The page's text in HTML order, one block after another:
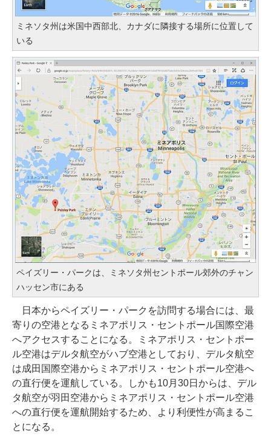
ミネソタ州は米国中西部北、カナダに隣接する場所に位置して
いる
ペイズリー・パークは、ミネソタ州セントポール郊外のチャン
ハッセン市にある
日本からペイズリー・パークを訪問する場合には、最
寄りの空港となるミネアポリス・セントポール国際空港
へアクセスすることになる。ミネアポリス・セントポー
ル空港はデルタ航空がハブ空港としており、デルタ航空
は成田国際空港からミネアポリス・セントポール空港へ
の直行便を運航している。しかも10月30日からは、デル
タ航空が羽田空港からミネアポリス・セントポール空港
への直行便を運航開始するため、より利便性が高まるこ
とになる。